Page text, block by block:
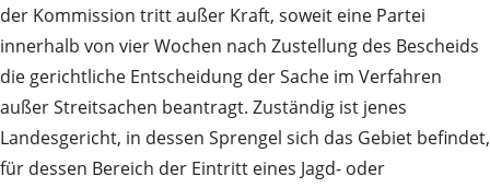
der Kommission tritt außer Kraft, soweit eine Partei
innerhalb von vier Wochen nach Zustellung des Bescheids
die gerichtliche Entscheidung der Sache im Verfahren
außer Streitsachen beantragt. Zuständig ist jenes
Landesgericht, in dessen Sprengel sich das Gebiet befindet,
für dessen Bereich der Eintritt eines Jagd- oder